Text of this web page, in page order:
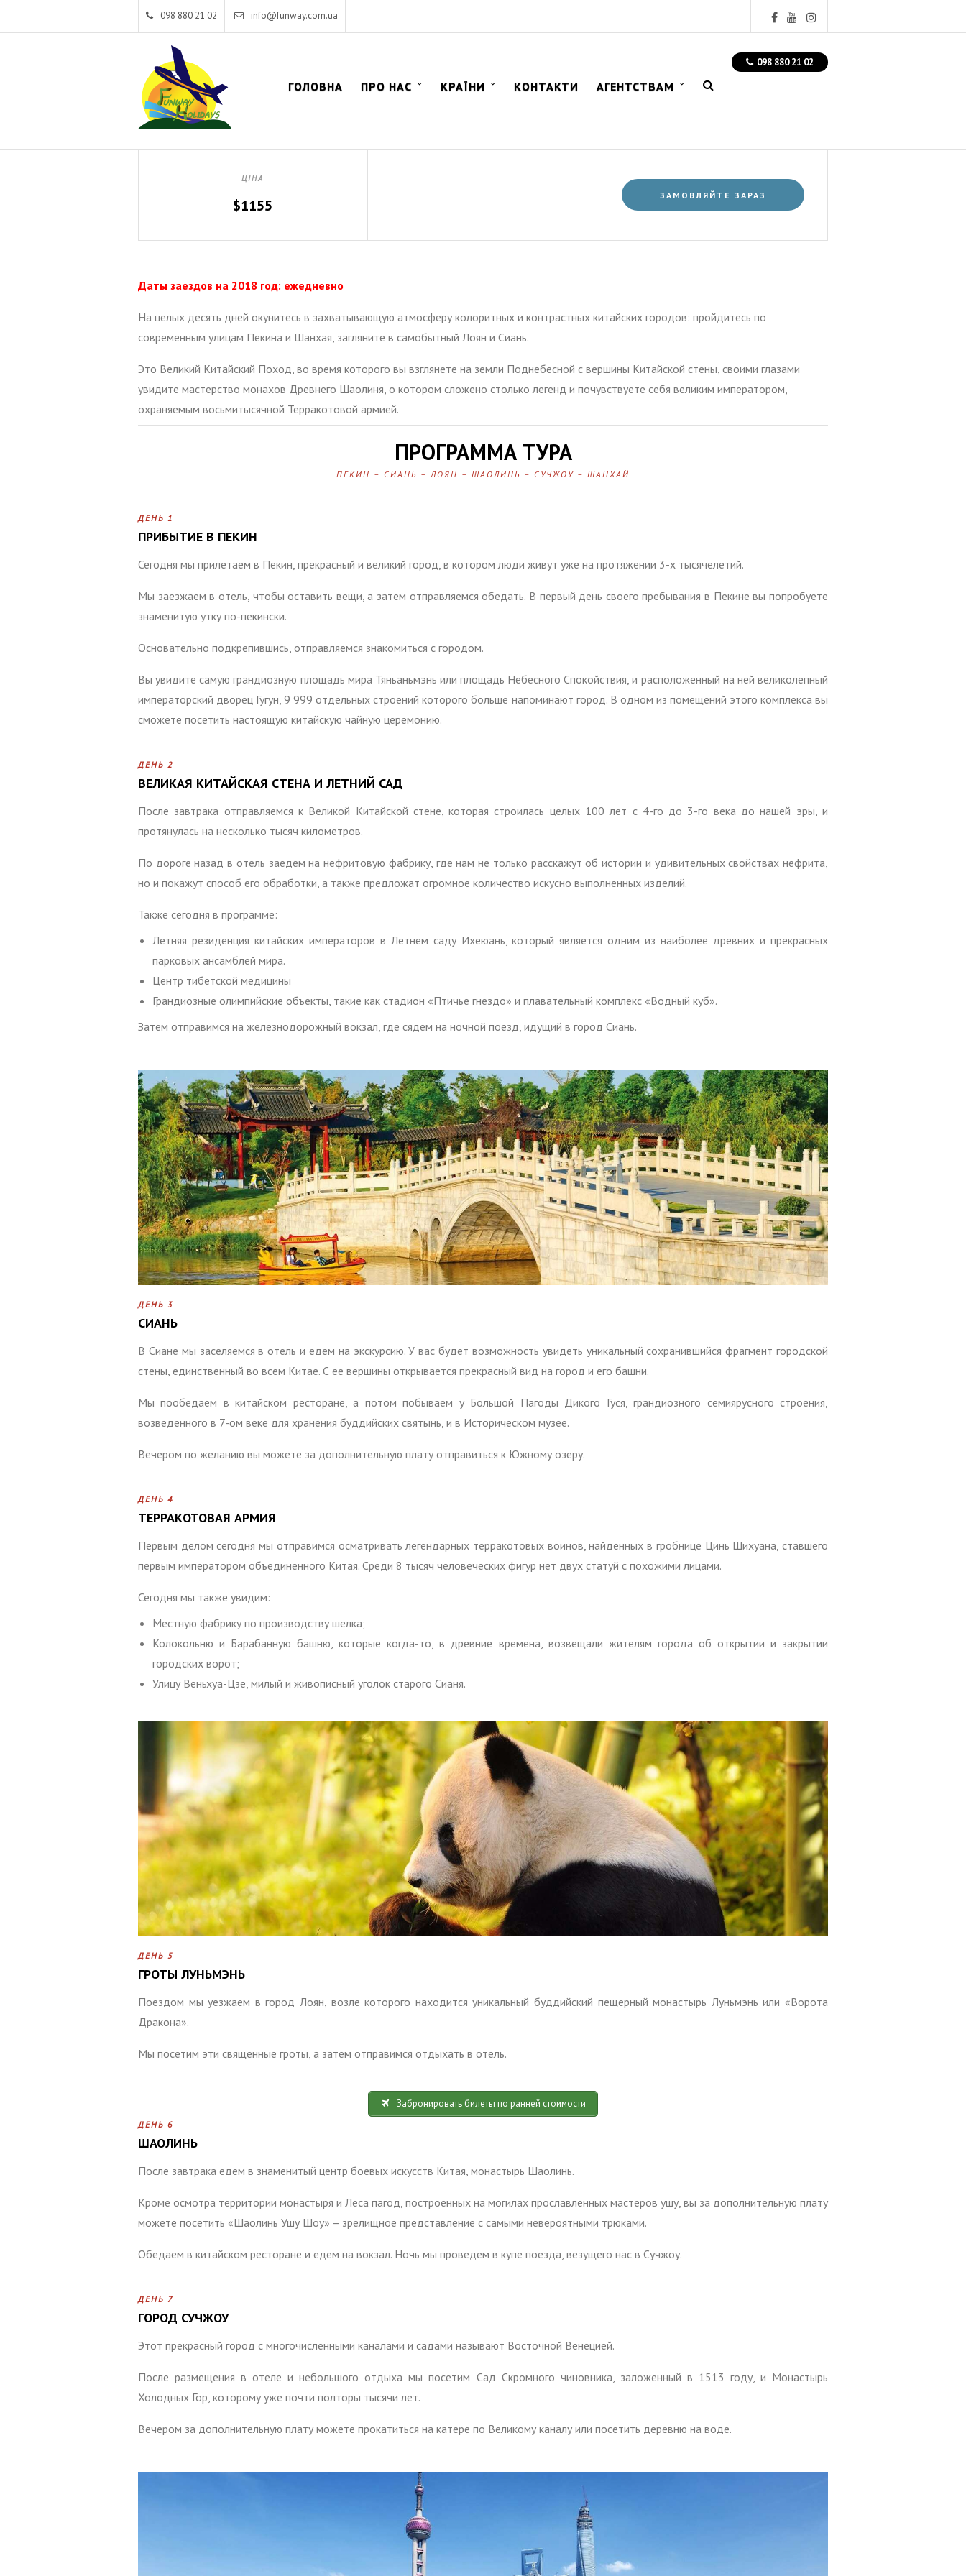
098 880 21 02 info@funway.com.ua
098 880 21 02
ГОЛОВНА ПРО НАС КРАЇНИ КОНТАКТИ АГЕНТСТВАМ
ЦІНА
$1155
ЗАМОВЛЯЙТЕ ЗАРАЗ
Даты заездов на 2018 год: ежедневно
На целых десять дней окунитесь в захватывающую атмосферу колоритных и контрастных китайских городов: пройдитесь по
современным улицам Пекина и Шанхая, загляните в самобытный Лоян и Сиань.
Это Великий Китайский Поход, во время которого вы взглянете на земли Поднебесной с вершины Китайской стены, своими глазами
увидите мастерство монахов Древнего Шаолиня, о котором сложено столько легенд и почувствуете себя великим императором,
охраняемым восьмитысячной Терракотовой армией.
ПРОГРАММА ТУРА
ПЕКИН – СИАНЬ – ЛОЯН – ШАОЛИНЬ – СУЧЖОУ – ШАНХАЙ
ДЕНЬ 1
ПРИБЫТИЕ В ПЕКИН
Сегодня мы прилетаем в Пекин, прекрасный и великий город, в котором люди живут уже на протяжении 3-х тысячелетий.
Мы заезжаем в отель, чтобы оставить вещи, а затем отправляемся обедать. В первый день своего пребывания в Пекине вы попробуете
знаменитую утку по-пекински.
Основательно подкрепившись, отправляемся знакомиться с городом.
Вы увидите самую грандиозную площадь мира Тяньаньмэнь или площадь Небесного Спокойствия, и расположенный на ней великолепный
императорский дворец Гугун, 9 999 отдельных строений которого больше напоминают город. В одном из помещений этого комплекса вы
сможете посетить настоящую китайскую чайную церемонию.
ДЕНЬ 2
ВЕЛИКАЯ КИТАЙСКАЯ СТЕНА И ЛЕТНИЙ САД
После завтрака отправляемся к Великой Китайской стене, которая строилась целых 100 лет с 4-го до 3-го века до нашей эры, и
протянулась на несколько тысяч километров.
По дороге назад в отель заедем на нефритовую фабрику, где нам не только расскажут об истории и удивительных свойствах нефрита,
но и покажут способ его обработки, а также предложат огромное количество искусно выполненных изделий.
Также сегодня в программе:
Летняя резиденция китайских императоров в Летнем саду Ихеюань, который является одним из наиболее древних и прекрасных
парковых ансамблей мира.
Центр тибетской медицины
Грандиозные олимпийские объекты, такие как стадион «Птичье гнездо» и плавательный комплекс «Водный куб».
Затем отправимся на железнодорожный вокзал, где сядем на ночной поезд, идущий в город Сиань.
ДЕНЬ 3
СИАНЬ
В Сиане мы заселяемся в отель и едем на экскурсию. У вас будет возможность увидеть уникальный сохранившийся фрагмент городской
стены, единственный во всем Китае. С ее вершины открывается прекрасный вид на город и его башни.
Мы пообедаем в китайском ресторане, а потом побываем у Большой Пагоды Дикого Гуся, грандиозного семиярусного строения,
возведенного в 7-ом веке для хранения буддийских святынь, и в Историческом музее.
Вечером по желанию вы можете за дополнительную плату отправиться к Южному озеру.
ДЕНЬ 4
ТЕРРАКОТОВАЯ АРМИЯ
Первым делом сегодня мы отправимся осматривать легендарных терракотовых воинов, найденных в гробнице Цинь Шихуана, ставшего
первым императором объединенного Китая. Среди 8 тысяч человеческих фигур нет двух статуй с похожими лицами.
Сегодня мы также увидим:
Местную фабрику по производству шелка;
Колокольню и Барабанную башню, которые когда-то, в древние времена, возвещали жителям города об открытии и закрытии
городских ворот;
Улицу Веньхуа-Цзе, милый и живописный уголок старого Сианя.
ДЕНЬ 5
ГРОТЫ ЛУНЬМЭНЬ
Поездом мы уезжаем в город Лоян, возле которого находится уникальный буддийский пещерный монастырь Луньмэнь или «Ворота
Дракона».
Мы посетим эти священные гроты, а затем отправимся отдыхать в отель.
Забронировать билеты по ранней стоимости
ДЕНЬ 6
ШАОЛИНЬ
После завтрака едем в знаменитый центр боевых искусств Китая, монастырь Шаолинь.
Кроме осмотра территории монастыря и Леса пагод, построенных на могилах прославленных мастеров ушу, вы за дополнительную плату
можете посетить «Шаолинь Ушу Шоу» – зрелищное представление с самыми невероятными трюками.
Обедаем в китайском ресторане и едем на вокзал. Ночь мы проведем в купе поезда, везущего нас в Сучжоу.
ДЕНЬ 7
ГОРОД СУЧЖОУ
Этот прекрасный город с многочисленными каналами и садами называют Восточной Венецией.
После размещения в отеле и небольшого отдыха мы посетим Сад Скромного чиновника, заложенный в 1513 году, и Монастырь
Холодных Гор, которому уже почти полторы тысячи лет.
Вечером за дополнительную плату можете прокатиться на катере по Великому каналу или посетить деревню на воде.